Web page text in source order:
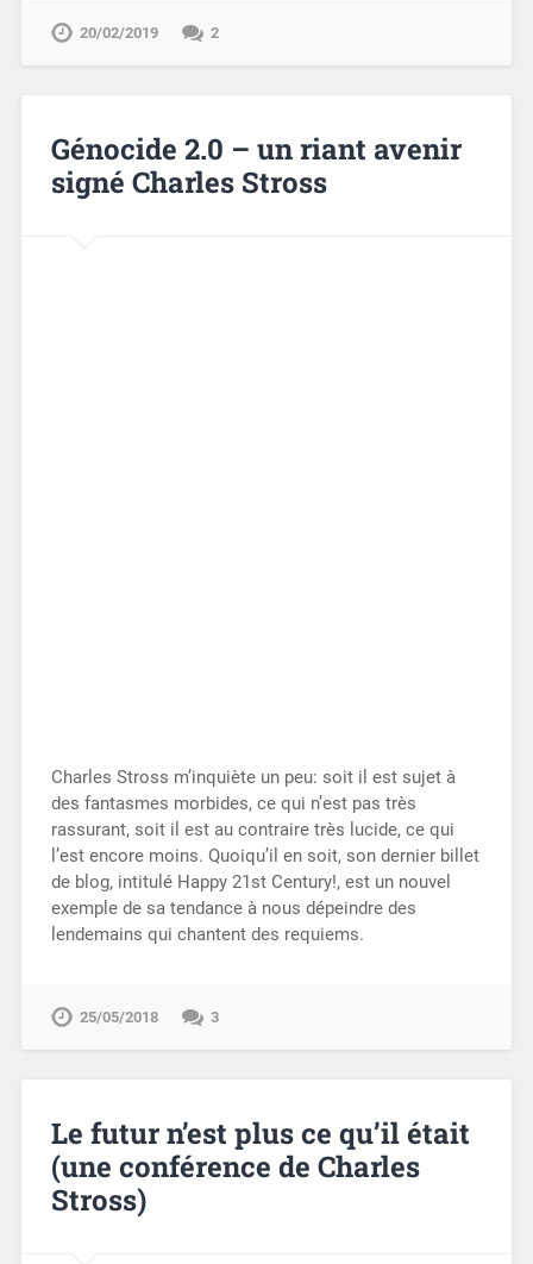
20/02/2019 2
Génocide 2.0 – un riant avenir
signé Charles Stross
Charles Stross m’inquiète un peu: soit il est sujet à
des fantasmes morbides, ce qui n’est pas très
rassurant, soit il est au contraire très lucide, ce qui
l’est encore moins. Quoiqu’il en soit, son dernier billet
de blog, intitulé Happy 21st Century!, est un nouvel
exemple de sa tendance à nous dépeindre des
lendemains qui chantent des requiems.
25/05/2018 3
Le futur n’est plus ce qu’il était
(une conférence de Charles
Stross)